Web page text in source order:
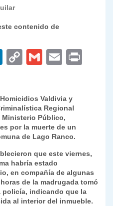
contenido de
Li
e
dI
n
C
y
Li
n
k
G
l
E
l
Valdivia y
Regional
Público,
por la muerte de un
de Lago Ranco.
que este viernes,
habría estado
en compañía de algunas
de la madrugada tomó
indicando que la
al interior del inmueble.